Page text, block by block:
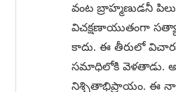
వంట బ్రాహ్మణుడనీ
విచక్షణాయుతంగా
కాదు. ఈ తీరులో
సమాధిలోకి వెళతాడు.
నిశ్చితాభిప్రాయం. ఈ